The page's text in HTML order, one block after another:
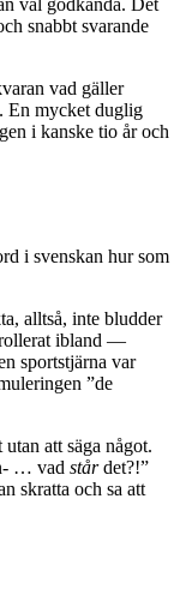
snabbt svarande
vad gäller
En mycket duglig
i kanske tio år och
i svenskan hur som
alltså, inte bludder
ibland —
sportstjärna var
”de
att säga något.
… vad stårdet?!”
skratta och sa att